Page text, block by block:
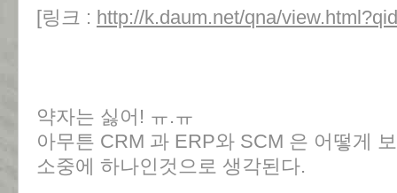
[링크 : http://k.daum.net/qna/
약자는 싫어! ㅠ.ㅠ
아무튼 CRM 과 ERP와 SCM 은 어떻게
소중에 하나인것으로 생각된다.